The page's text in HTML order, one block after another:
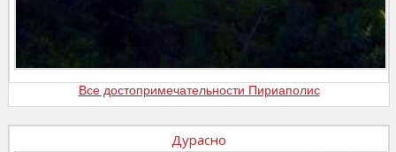
Все достопримечательности Пириаполис
Дурасно